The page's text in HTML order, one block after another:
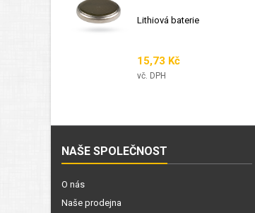
Lithiová baterie
Cena
15,73 Kč
vč. DPH
NAŠE SPOLEČNOST
O nás
Naše prodejna